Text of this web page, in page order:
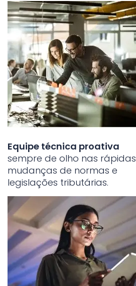
Equipe técnica proativa
sempre de olho nas rápidas
mudanças de normas e
legislações tributárias.